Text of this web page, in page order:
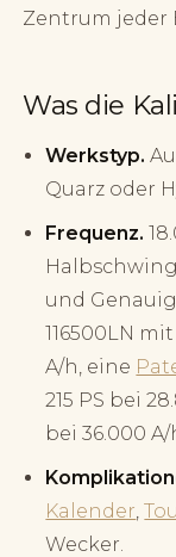
Zentrum jeder
Was die
Werkstyp.
Quarz oder
Frequenz.
und
116500LN
A/h, eine
215 PS bei
bei 36.000 A/
Kalender,
Wecker.